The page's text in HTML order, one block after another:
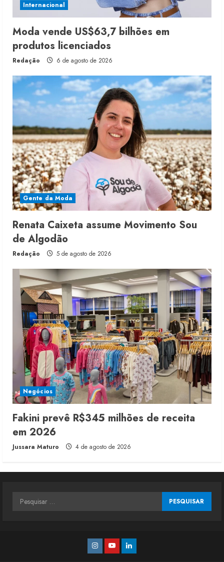
Internacional
Moda vende US$63,7 bilhões em
produtos licenciados
Redação 6 de agosto de 2026
Gente da Moda
Renata Caixeta assume Movimento Sou
de Algodão
Redação 5 de agosto de 2026
Negócios
Fakini prevê R$345 milhões de receita
em 2026
Jussara Maturo 4 de agosto de 2026
Pesquisar
Instagram
YoutubeLinkedin